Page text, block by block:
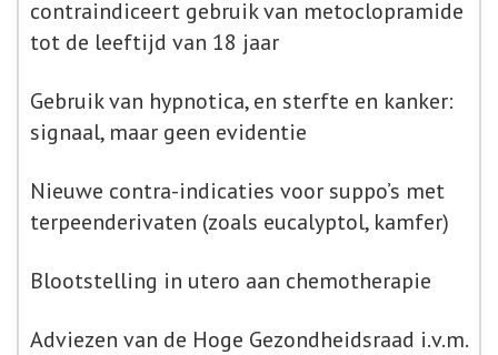
contraindiceert gebruik van metoclopramide
tot de leeftijd van 18 jaar
Gebruik van hypnotica, en sterfte en kanker:
signaal, maar geen evidentie
Nieuwe contra-indicaties voor suppo’s met
terpeenderivaten (zoals eucalyptol, kamfer)
Blootstelling in utero aan chemotherapie
Adviezen van de Hoge Gezondheidsraad i.v.m.